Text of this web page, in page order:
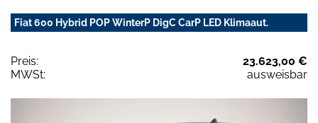
Fiat 600 Hybrid POP WinterP DigC CarP LED Klimaaut.
Preis:
23.623,00 €
MWSt:
ausweisbar